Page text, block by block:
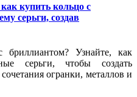
купить кольцо с
серьги, создав
Узнайте, как
серьги, чтобы создать
огранки, металлов и